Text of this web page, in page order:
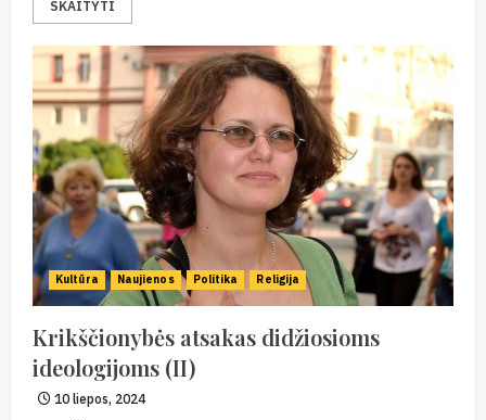
SKAITYTI
Kultūra Naujienos Politika Religija
Krikščionybės atsakas didžiosioms
ideologijoms (II)
10 liepos, 2024